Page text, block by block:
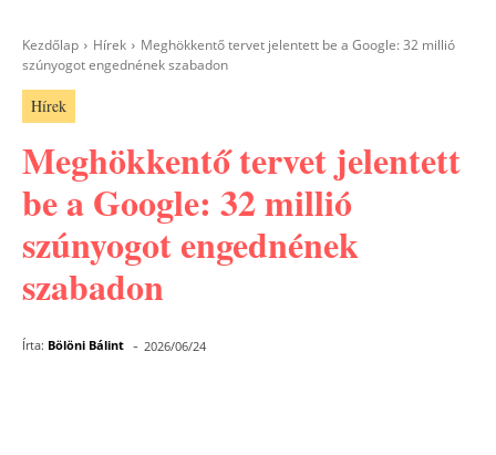
Kezdőlap Hírek
Meghökkentő tervet jelentett be a Google: 32 millió
szúnyogot engednének szabadon
Hírek
Meghökkentő tervet jelentett
be a Google: 32 millió
szúnyogot engednének
szabadon
Írta: Bölöni Bálint - 2026/06/24